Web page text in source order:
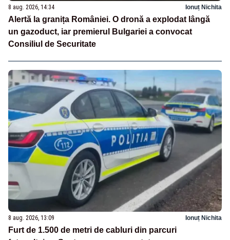
8 aug. 2026, 14:34 Ionuț Nichita
Alertă la granița României. O dronă a explodat lângă
un gazoduct, iar premierul Bulgariei a convocat
Consiliul de Securitate
8 aug. 2026, 13:09 Ionuț Nichita
Furt de 1.500 de metri de cabluri din parcuri